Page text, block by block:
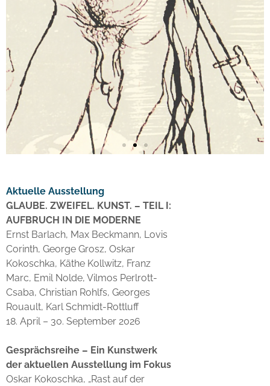
Aktuelle Ausstellung
GLAUBE. ZWEIFEL. KUNST. – TEIL I:
AUFBRUCH IN DIE MODERNE
Ernst Barlach, Max Beckmann, Lovis
Corinth, George Grosz, Oskar
Kokoschka, Käthe Kollwitz, Franz
Marc, Emil Nolde, Vilmos Perlrott-
Csaba, Christian Rohlfs, Georges
Rouault, Karl Schmidt-Rottluff
18. April – 30. September 2026
Gesprächsreihe – Ein Kunstwerk
der aktuellen Ausstellung im Fokus
Oskar Kokoschka, „Rast auf der